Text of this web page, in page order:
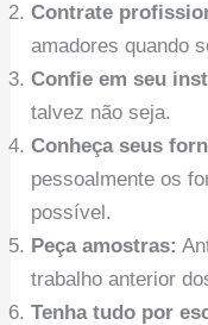
Contrate
amadores quando
Confie em seu
talvez não seja.
Conheça seus
pessoalmente os
possível.
Peça amostras:
trabalho anterior
Tenha tudo por